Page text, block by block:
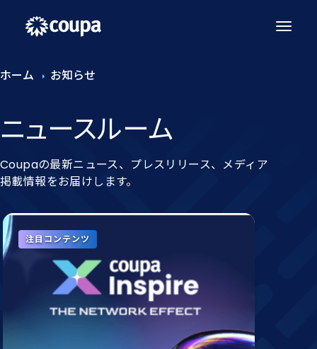
ホーム お知らせ
ニュースルーム
Coupaの最新ニュース、プレスリリース、メディア
掲載情報をお届けします。
注目コンテンツ